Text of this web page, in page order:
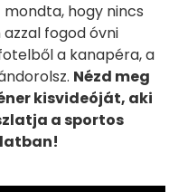
hogy nincs
fogod óvni
a kanapéra, a
Nézd meg
kisvideóját, aki
a sportos